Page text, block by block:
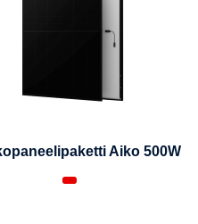
Aiko 500W